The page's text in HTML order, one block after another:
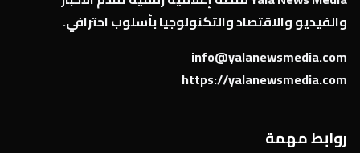
والفيديو والاقتصاد والتكنولوجيا بأسلوب احترافي.
info@yalanewsmedia.com
https://yalanewsmedia.com
روابط مهمة